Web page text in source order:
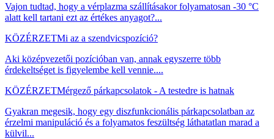
Vajon tudtad, hogy a vérplazma szállításakor folyamatosan -30 °C
alatt kell tartani ezt az értékes anyagot?...
KÖZÉRZETMi az a szendvicspozíció?
Aki középvezetői pozícióban van, annak egyszerre több
érdekeltséget is figyelembe kell vennie....
KÖZÉRZETMérgező párkapcsolatok - A testedre is hatnak
Gyakran megesik, hogy egy diszfunkcionális párkapcsolatban az
érzelmi manipuláció és a folyamatos feszültség láthatatlan marad a
külvil...